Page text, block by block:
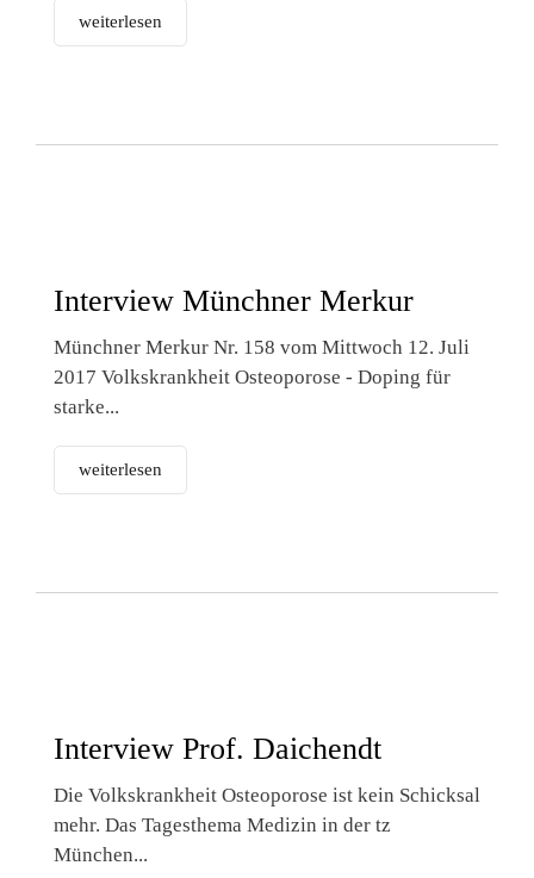
weiterlesen
Interview Münchner Merkur
Münchner Merkur Nr. 158 vom Mittwoch 12. Juli
2017 Volkskrankheit Osteoporose - Doping für
starke...
weiterlesen
Interview Prof. Daichendt
Die Volkskrankheit Osteoporose ist kein Schicksal
mehr. Das Tagesthema Medizin in der tz
München...